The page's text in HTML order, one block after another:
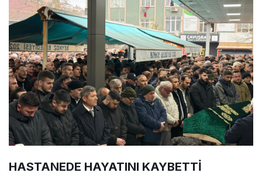
HASTANEDE HAYATINI KAYBETTİ